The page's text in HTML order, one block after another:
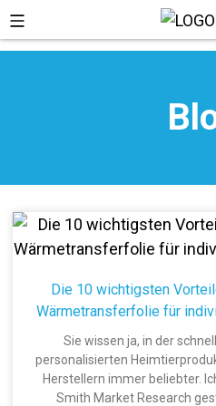
Die 10 wichtigsten
Wärmetransferfolie für
Sie wissen ja, in der
personalisierten
Herstellern immer beliebter.
Smith Market Research